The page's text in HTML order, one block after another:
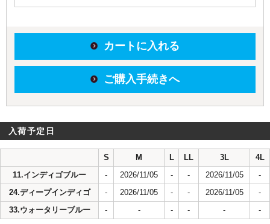
カートに入れる
ご購入手続きへ
入荷予定日
S M L LL 3L
4L
11.インディゴブルー
- 2026/11/05 - - 2026/11/05
-
24.ディープインディゴ
- 2026/11/05 - - 2026/11/05
-
33.ウォータリーブルー
- - - - - -